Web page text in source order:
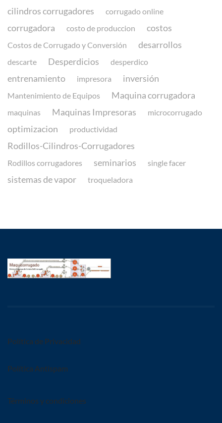
cilindros corrugadores corrugado online
corrugadora costo de produccion costos
Costos de Corrugado y Conversión desarrollos
descarte Desperdicios desperdico
entrenamiento impresora inversión
Mantenimiento de Equipos Maquina corrugadora
maquinas Maquinas Impresoras microcorrugado
optimizacion productividad
Rodillos-Cilindros-Corrugadores
Rodillos corrugadores seminarios single facer
sistemas de vapor troqueladora
Política de Privacidad
Política Antispam
Términos y condiciones